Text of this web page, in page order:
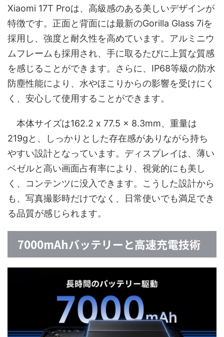
Xiaomi 17T Proは、高級感のある美しいデザインが
特徴です。正面と背面には最新のGorilla Glass 7iを
採用し、強度と耐久性を高めています。アルミニウ
ムフレームも採用され、手に取るたびに上質な質感
を感じることができます。さらに、IP68等級の防水
防塵性能により、水やほこりからの影響を受けにく
く、安心して使用することができます。
本体サイズは162.2 x 77.5 x 8.3mm、重量は
219gと、しっかりとした存在感がありながら持ち
やすい設計となっています。ディスプレイは、薄い
ベゼルと高い画面占有率により、視覚的にも美し
く、コンテンツに没入できます。こうした設計から
も、写真撮影時だけでなく、日常使いでも満足でき
る品質が感じられます。
7000mAhバッテリーと高速充電技術